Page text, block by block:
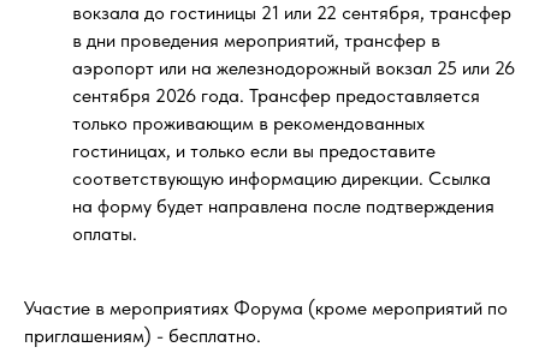
вокзала до гостиницы 21 или 22 сентября, трансфер
в дни проведения мероприятий, трансфер в
аэропорт или на железнодорожный вокзал 25 или 26
сентября 2026 года. Трансфер предоставляется
только проживающим в рекомендованных
гостиницах, и только если вы предоставите
соответствующую информацию дирекции. Ссылка
на форму будет направлена после подтверждения
оплаты.
Участие в мероприятиях Форума (кроме мероприятий по
приглашениям) - бесплатно.